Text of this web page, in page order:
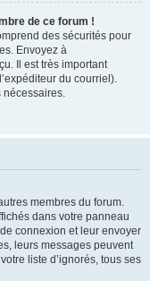
de ce forum !
des sécurités pour
Envoyez à
Il est très important
du courriel).
nécessaires.
membres du forum.
dans votre panneau
connexion et leur envoyer
leurs messages peuvent
liste d’ignorés, tous ses